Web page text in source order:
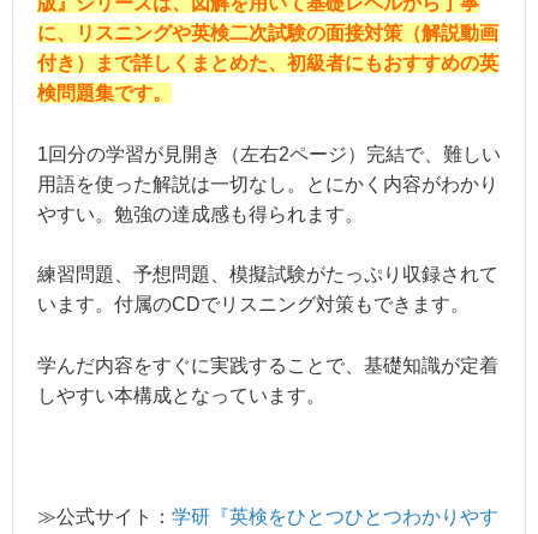
に、リスニングや英検二次試験の面接対策（解説動画
付き）まで詳しくまとめた、初級者にもおすすめの英
検問題集です。
1回分の学習が見開き（左右2ページ）完結で、難しい
用語を使った解説は一切なし。とにかく内容がわかり
やすい。勉強の達成感も得られます。
練習問題、予想問題、模擬試験がたっぷり収録されて
います。付属のCDでリスニング対策もできます。
学んだ内容をすぐに実践することで、基礎知識が定着
しやすい本構成となっています。
≫公式サイト： 学研『英検をひとつひとつわかりやす